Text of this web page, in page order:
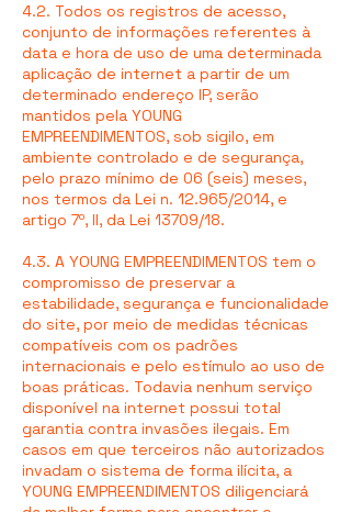
4.2. Todos os registros de acesso,
conjunto de informações referentes à
data e hora de uso de uma determinada
aplicação de internet a partir de um
determinado endereço IP, serão
mantidos pela YOUNG
EMPREENDIMENTOS, sob sigilo, em
ambiente controlado e de segurança,
pelo prazo mínimo de 06 (seis) meses,
nos termos da Lei n. 12.965/2014, e
artigo 7º, II, da Lei 13709/18.
4.3. A YOUNG EMPREENDIMENTOS tem o
compromisso de preservar a
estabilidade, segurança e funcionalidade
do site, por meio de medidas técnicas
compatíveis com os padrões
internacionais e pelo estímulo ao uso de
boas práticas. Todavia nenhum serviço
disponível na internet possui total
garantia contra invasões ilegais. Em
casos em que terceiros não autorizados
invadam o sistema de forma ilícita, a
YOUNG EMPREENDIMENTOS diligenciará